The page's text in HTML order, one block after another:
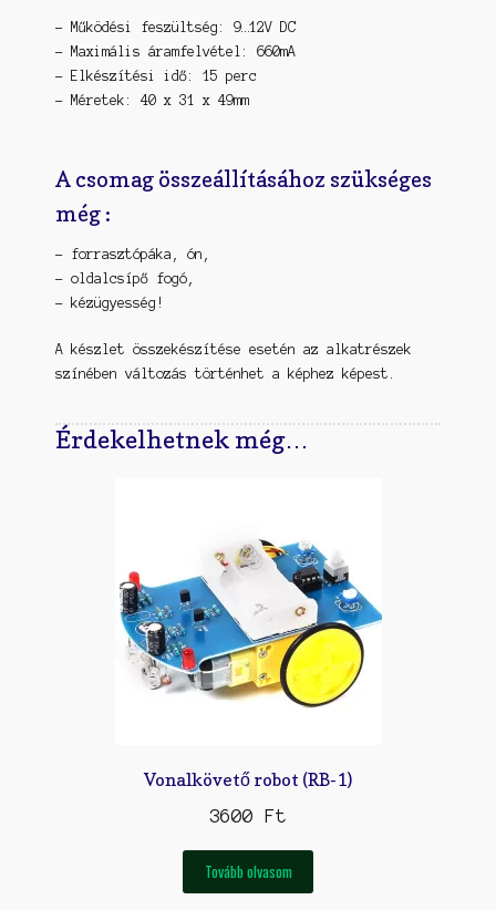
– Működési feszültség: 9…12V DC
– Maximális áramfelvétel: 660mA
– Elkészítési idő: 15 perc
– Méretek: 40 x 31 x 49mm
A csomag összeállításához szükséges
még :
– forrasztópáka, ón,
– oldalcsípő fogó,
– kézügyesség!
A készlet összekészítése esetén az alkatrészek
színében változás történhet a képhez képest.
Érdekelhetnek még…
Vonalkövető robot (RB-1)
3600 Ft
Tovább olvasom